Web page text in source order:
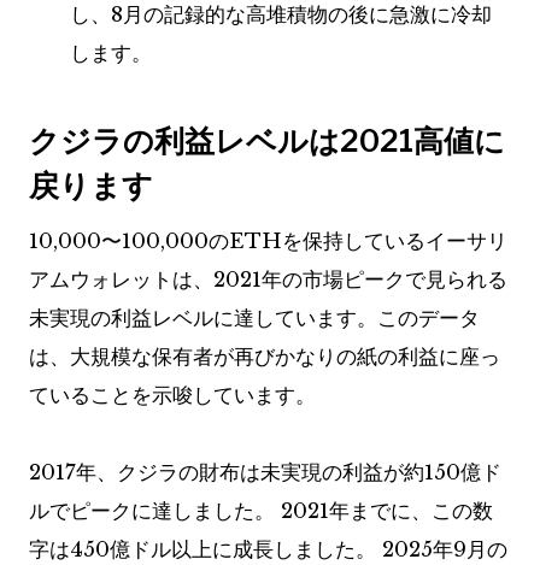
し、8月の記録的な高堆積物の後に急激に冷却
します。
クジラの利益レベルは2021高値に
戻ります
10,000〜100,000のETHを保持しているイーサリ
アムウォレットは、2021年の市場ピークで見られる
未実現の利益レベルに達しています。このデータ
は、大規模な保有者が再びかなりの紙の利益に座っ
ていることを示唆しています。
2017年、クジラの財布は未実現の利益が約150億ド
ルでピークに達しました。 2021年までに、この数
字は450億ドル以上に成長しました。 2025年9月の